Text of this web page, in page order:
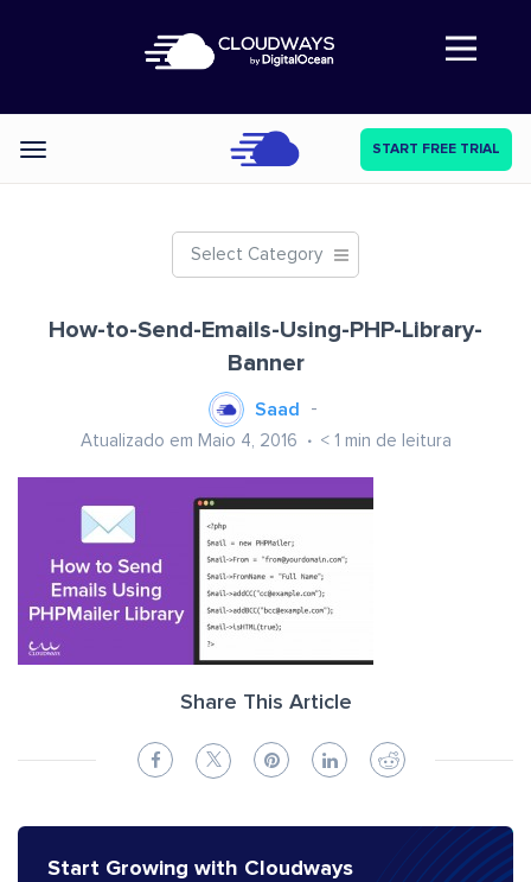
Abre a navegação
Categories START FREE TRIAL
Select Category
How-to-Send-Emails-Using-PHP-Library-
Banner
Saad
Atualizado em Maio 4, 2016 < 1 min de leitura
Share This Article
Start Growing with Cloudways